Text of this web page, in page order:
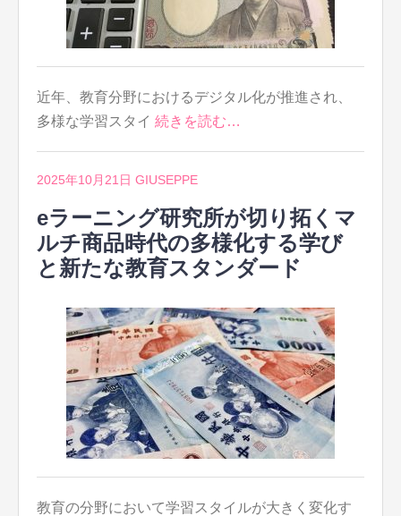
近年、教育分野におけるデジタル化が推進され、
多様な学習スタイ 続きを読む…
2025年10月21日 GIUSEPPE
eラーニング研究所が切り拓くマ
ルチ商品時代の多様化する学び
と新たな教育スタンダード
教育の分野において学習スタイルが大きく変化す